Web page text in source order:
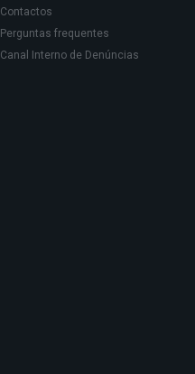
Contactos
Perguntas frequentes
Canal Interno de Denúncias